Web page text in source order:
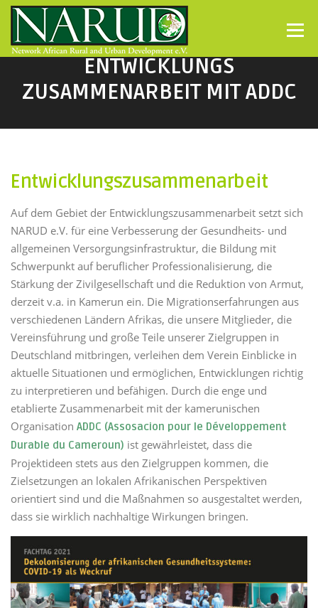
Direkt zum Inhalt
Menü
ENTWICKLUNGS
ZUSAMMENARBEIT MIT ADDC
Entwicklungszusammenarbeit
Auf dem Gebiet der Entwicklungszusammenarbeit setzt sich
NARUD e.V. für eine Verbesserung der Gesundheits- und
allgemeinen Versorgungsinfrastruktur, die Bildung mit
Schwerpunkt auf beruflicher Professionalisierung, die
Stärkung der Zivilgesellschaft und die Reduktion von Armut,
derzeit v.a. in Kamerun ein. Die Migrationserfahrungen aus
verschiedenen Ländern Afrikas, die unsere Mitglieder, die
Vereinsführung und große Teile unserer Zielgruppen in
Deutschland mitbringen, verleihen dem Verein Einblicke in
aktuelle Situationen und ermöglichen, Entwicklungen richtig
zu interpretieren und befähigen. Durch die enge und
etablierte Zusammenarbeit mit der kamerunischen
Organisation ADDC (Assosacion pour le Développement
Durable du Cameroun) ist gewährleistet, dass die
Projektideen stets aus den Zielgruppen kommen, die
Zielsetzungen an lokalen Afrikanischen Perspektiven
orientiert sind und die Maßnahmen so ausgestaltet werden,
dass sie wirklich nachhaltige Wirkungen bringen.